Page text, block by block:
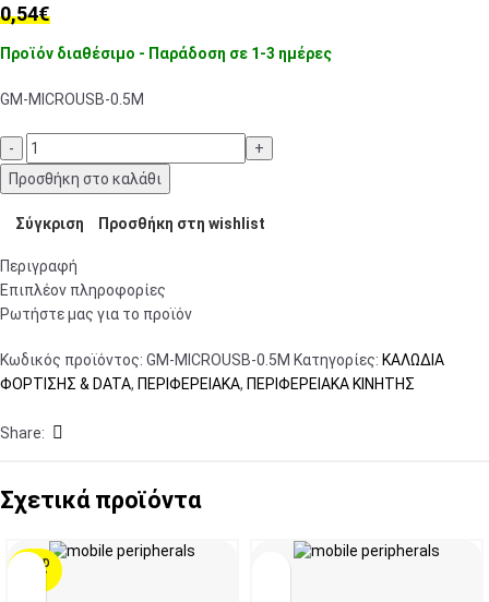
0,54€
Προϊόν διαθέσιμο - Παράδοση σε 1-3 ημέρες
GM-MICROUSB-0.5M
Προσθήκη στο καλάθι
Σύγκριση Προσθήκη στη wishlist
Περιγραφή
Επιπλέον πληροφορίες
Ρωτήστε μας για το προϊόν
Κωδικός προϊόντος: GM-MICROUSB-0.5M Κατηγορίες: ΚΑΛΩΔΙΑ
ΦΟΡΤΙΣΗΣ & DATA, ΠΕΡΙΦΕΡΕΙΑΚΑ, ΠΕΡΙΦΕΡΕΙΑΚΑ ΚΙΝΗΤΗΣ
Share:
Σχετικά προϊόντα
SOLD
OUT